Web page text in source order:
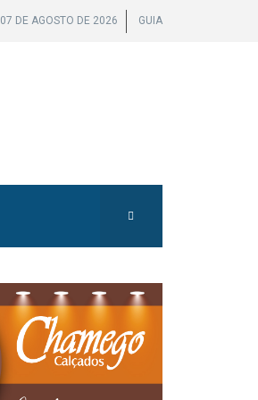
07 DE AGOSTO DE 2026 GUIA